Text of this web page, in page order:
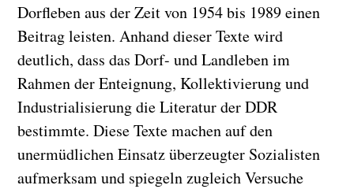
Dorfleben aus der Zeit von 1954 bis 1989 einen
Beitrag leisten. Anhand dieser Texte wird
deutlich, dass das Dorf- und Landleben im
Rahmen der Enteignung, Kollektivierung und
Industrialisierung die Literatur der DDR
bestimmte. Diese Texte machen auf den
unermüdlichen Einsatz überzeugter Sozialisten
aufmerksam und spiegeln zugleich Versuche